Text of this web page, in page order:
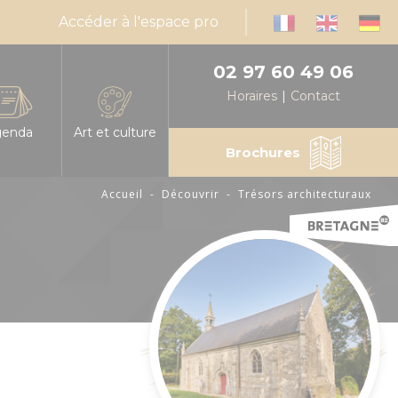
Accéder à l'espace pro
les manifestations en Centre Morbihan
votre événement en Centre Morbihan
mensuel des animations
Art et culture
Expressions d'artistes
Médiathèques
02 97 60 49 06
Horaires Contact
Brochures
Accueil - Découvrir - Trésors architecturaux